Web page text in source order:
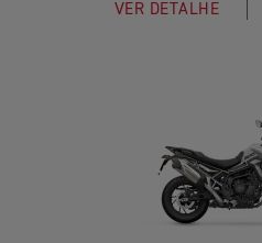
VER DETALHE